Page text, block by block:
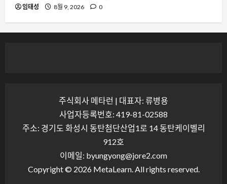
임태성 8월 9, 2026 0
주식회사 메타런 | 대표자: 류병용
사업자등록번호: 419-81-02588
주소: 경기도 화성시 동탄첨단산업1로 14 동탄케이벨리
912호
이메일: byungyong@jore2.com
Copyright © 2026 MetaLearn. All rights reserved.